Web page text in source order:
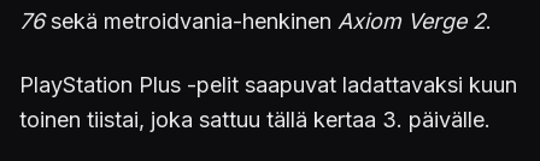
76sekä metroidvania-henkinen Axiom Verge 2.
PlayStation Plus -pelit saapuvat ladattavaksi kuun
toinen tiistai, joka sattuu tällä kertaa 3. päivälle.